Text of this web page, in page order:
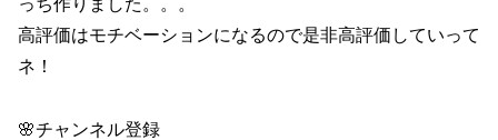
高評価はモチベーションになるので是非高評価していって
ネ！
🌸チャンネル登録